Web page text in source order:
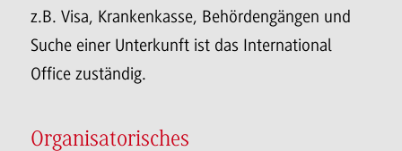
z.B. Visa, Krankenkasse, Behördengängen und
Suche einer Unterkunft ist das International
Office zuständig.
Organisatorisches